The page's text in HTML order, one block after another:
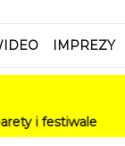
IMPREZY